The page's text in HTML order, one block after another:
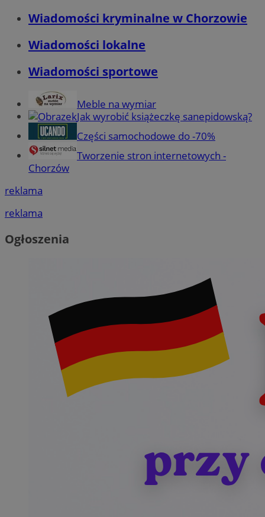
Wiadomości kryminalne w Chorzowie
Wiadomości lokalne
Wiadomości sportowe
Meble na wymiar
Jak wyrobić książeczkę sanepidowską?
Części samochodowe do -70%
Tworzenie stron internetowych -
Chorzów
reklama
reklama
Ogłoszenia